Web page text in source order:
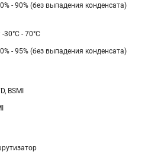
- 90% (без выпадения конденсата)
30°C - 70°C
- 95% (без выпадения конденсата)
BSMI